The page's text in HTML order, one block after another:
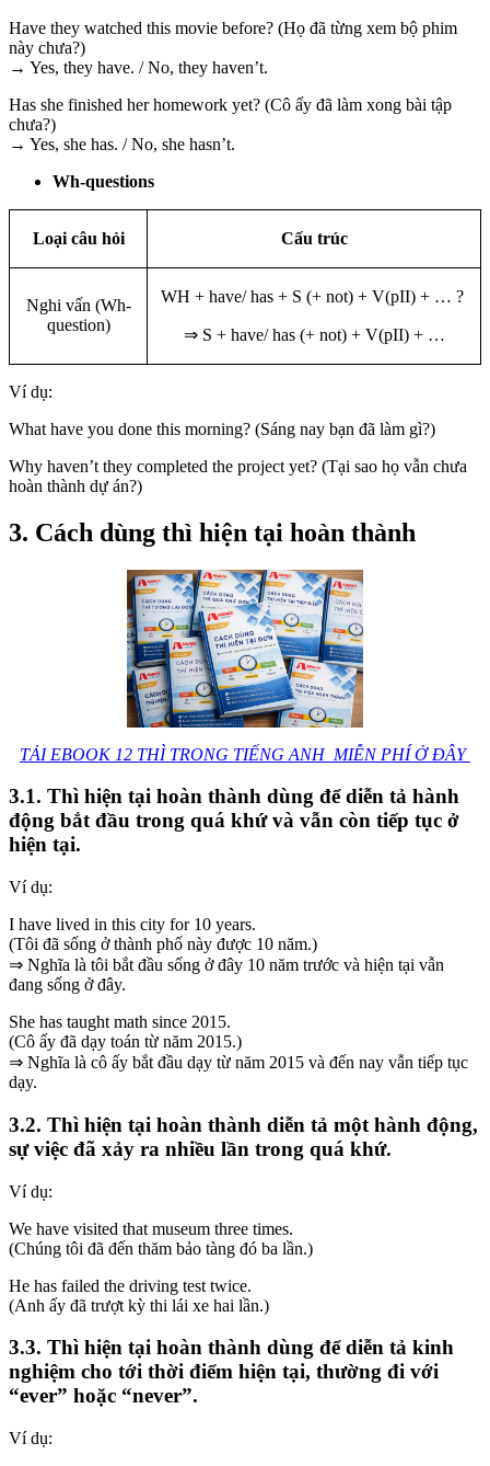
Have they watched this movie before? (Họ đã từng xem bộ phim
này chưa?)
→ Yes, they have. / No, they haven’t.
Has she finished her homework yet? (Cô ấy đã làm xong bài tập
chưa?)
→ Yes, she has. / No, she hasn’t.
Wh-questions
Loại câu hỏi Cấu trúc
Nghi vấn (Wh-
question)
WH + have/ has + S (+ not) + V(pII) + … ?
⇒ S + have/ has (+ not) + V(pII) + …
Ví dụ:
What have you done this morning? (Sáng nay bạn đã làm gì?)
Why haven’t they completed the project yet? (Tại sao họ vẫn chưa
hoàn thành dự án?)
3. Cách dùng thì hiện tại hoàn thành
TẢI EBOOK 12 THÌ TRONG TIẾNG ANH MIỄN PHÍ Ở ĐÂY
3.1. Thì hiện tại hoàn thành dùng để diễn tả hành
động bắt đầu trong quá khứ và vẫn còn tiếp tục ở
hiện tại.
Ví dụ:
I have lived in this city for 10 years.
(Tôi đã sống ở thành phố này được 10 năm.)
⇒ Nghĩa là tôi bắt đầu sống ở đây 10 năm trước và hiện tại vẫn
đang sống ở đây.
She has taught math since 2015.
(Cô ấy đã dạy toán từ năm 2015.)
⇒ Nghĩa là cô ấy bắt đầu dạy từ năm 2015 và đến nay vẫn tiếp tục
dạy.
3.2. Thì hiện tại hoàn thành diễn tả một hành động,
sự việc đã xảy ra nhiều lần trong quá khứ.
Ví dụ:
We have visited that museum three times.
(Chúng tôi đã đến thăm bảo tàng đó ba lần.)
He has failed the driving test twice.
(Anh ấy đã trượt kỳ thi lái xe hai lần.)
3.3. Thì hiện tại hoàn thành dùng để diễn tả kinh
nghiệm cho tới thời điểm hiện tại, thường đi với
“ever” hoặc “never”.
Ví dụ: